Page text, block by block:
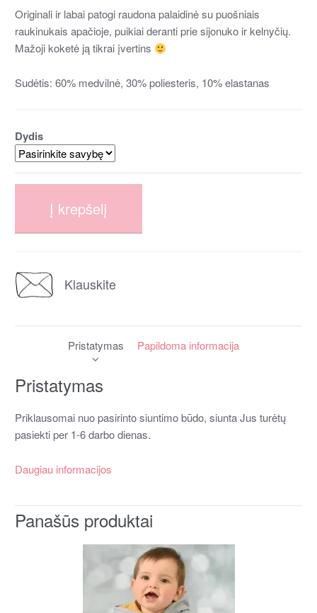
Originali ir labai patogi raudona palaidinė su puošniais
raukinukais apačioje, puikiai deranti prie sijonuko ir kelnyčių.
Mažoji koketė ją tikrai įvertins
Sudėtis: 60% medvilnė, 30% poliesteris, 10% elastanas
Dydis
Į krepšelį
Klauskite
Pristatymas Papildoma informacija
Pristatymas
Priklausomai nuo pasirinto siuntimo būdo, siunta Jus turėtų
pasiekti per 1-6 darbo dienas.
Daugiau informacijos
Panašūs produktai